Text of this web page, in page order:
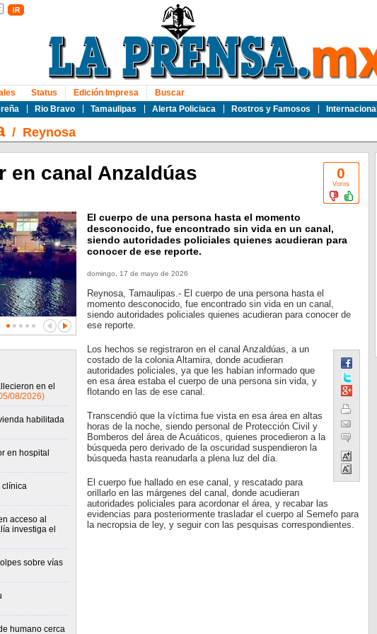
Rio Bravo Tamaulipas Alerta Policiaca Rostros y Famosos Internacional
Status Edición Impresa Buscar
/ Reynosa
0
Votos
en canal Anzaldúas
en el
08/2026)
habilitada
en hospital
clínica
acceso al
investiga el
sobre vías
humano cerca
El cuerpo de una persona hasta el momento
desconocido, fue encontrado sin vida en un canal,
siendo autoridades policiales quienes acudieran para
conocer de ese reporte.
domingo, 17 de mayo de 2026
Reynosa, Tamaulipas.- El cuerpo de una persona hasta el
momento desconocido, fue encontrado sin vida en un canal,
siendo autoridades policiales quienes acudieran para conocer de
ese reporte.
Los hechos se registraron en el canal Anzaldúas, a un
costado de la colonia Altamira, donde acudieran
autoridades policiales, ya que les habían informado que
en esa área estaba el cuerpo de una persona sin vida, y
flotando en las de ese canal.
Transcendió que la víctima fue vista en esa área en altas
horas de la noche, siendo personal de Protección Civil y
Bomberos del área de Acuáticos, quienes procedieron a la
búsqueda pero derivado de la oscuridad suspendieron la
búsqueda hasta reanudarla a plena luz del día.
El cuerpo fue hallado en ese canal, y rescatado para
orillarlo en las márgenes del canal, donde acudieran
autoridades policiales para acordonar el área, y recabar las
evidencias para posteriormente trasladar el cuerpo al Semefo para
la necropsia de ley, y seguir con las pesquisas correspondientes.